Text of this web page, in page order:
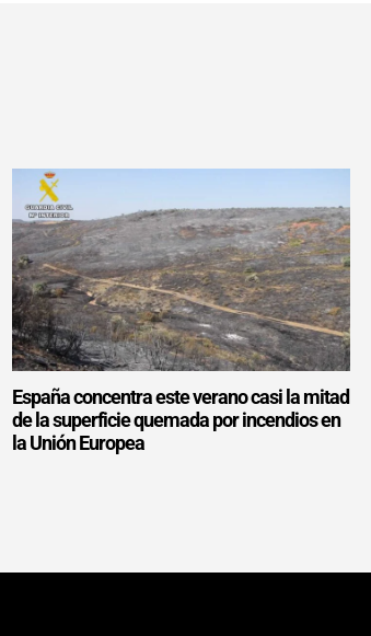
España concentra este verano casi la mitad
de la superficie quemada por incendios en
la Unión Europea